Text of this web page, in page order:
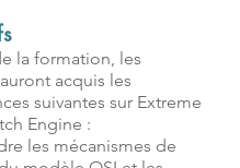
la formation, les
acquis les
suivantes sur Extreme
Engine :
les mécanismes de